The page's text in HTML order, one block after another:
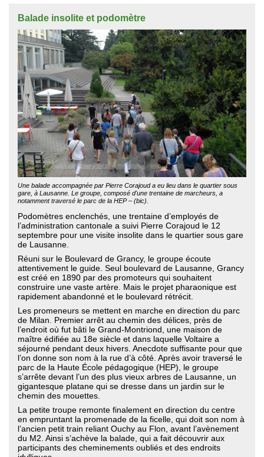
Balade insolite et podomètre
Une balade accompagnée par Pierre Corajoud a eu lieu dans le quartier sous
gare, à Lausanne. Le groupe, composé d'une trentaine de marcheurs, a
notamment traversé le parc de la HEP – (bic).
Podomètres enclenchés, une trentaine d’employés de
l’administration cantonale a suivi Pierre Corajoud le 12
septembre pour une visite insolite dans le quartier sous gare
de Lausanne.
Réuni sur le Boulevard de Grancy, le groupe écoute
attentivement le guide. Seul boulevard de Lausanne, Grancy
est créé en 1890 par des promoteurs qui souhaitent
construire une vaste artère. Mais le projet pharaonique est
rapidement abandonné et le boulevard rétrécit.
Les promeneurs se mettent en marche en direction du parc
de Milan. Premier arrêt au chemin des délices, près de
l’endroit où fut bâti le Grand-Montriond, une maison de
maître édifiée au 18e siècle et dans laquelle Voltaire a
séjourné pendant deux hivers. Anecdote suffisante pour que
l’on donne son nom à la rue d’à côté. Après avoir traversé le
parc de la Haute École pédagogique (HEP), le groupe
s’arrête devant l’un des plus vieux arbres de Lausanne, un
gigantesque platane qui se dresse dans un jardin sur le
chemin des mouettes.
La petite troupe remonte finalement en direction du centre
en empruntant la promenade de la ficelle, qui doit son nom à
l’ancien petit train reliant Ouchy au Flon, avant l’avènement
du M2. Ainsi s’achève la balade, qui a fait découvrir aux
participants des cheminements oubliés et des endroits